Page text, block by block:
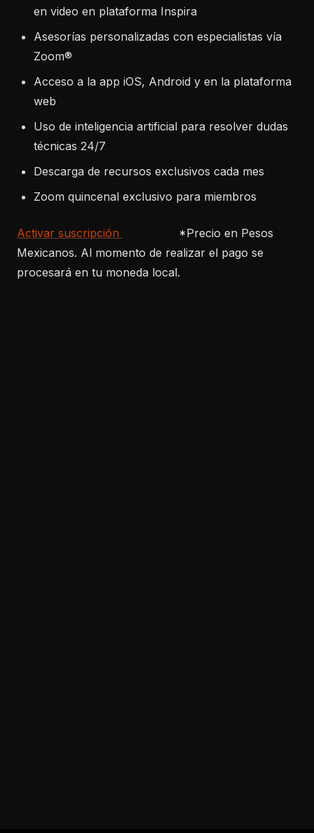
en video en plataforma Inspira​
Asesorías personalizadas con especialistas vía
Zoom®​
Acceso a la app iOS, Android y en la plataforma
web
Uso de inteligencia artificial para resolver dudas
técnicas 24/7
Descarga de recursos exclusivos cada mes
Zoom quincenal exclusivo para miembros
Activar suscripción
*Precio en Pesos
Mexicanos. Al momento de realizar el pago se
procesará en tu moneda local.